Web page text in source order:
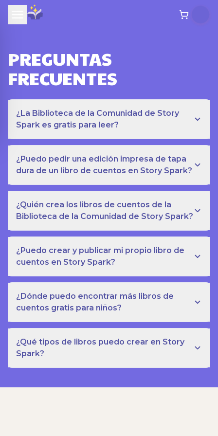
PREGUNTAS
FRECUENTES
¿La Biblioteca de la Comunidad de Story
Spark es gratis para leer?
¿Puedo pedir una edición impresa de tapa
dura de un libro de cuentos en Story Spark?
¿Quién crea los libros de cuentos de la
Biblioteca de la Comunidad de Story Spark?
¿Puedo crear y publicar mi propio libro de
cuentos en Story Spark?
¿Dónde puedo encontrar más libros de
cuentos gratis para niños?
¿Qué tipos de libros puedo crear en Story
Spark?